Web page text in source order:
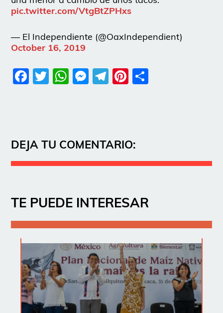
pic.twitter.com/VtgBtZPHxs
— El Independiente (@OaxIndependient)
October 16, 2019
Facebook
Twitter
WhatsApp
Messenger
Telegram
Pinterest
DEJA TU COMENTARIO:
TE PUEDE INTERESAR